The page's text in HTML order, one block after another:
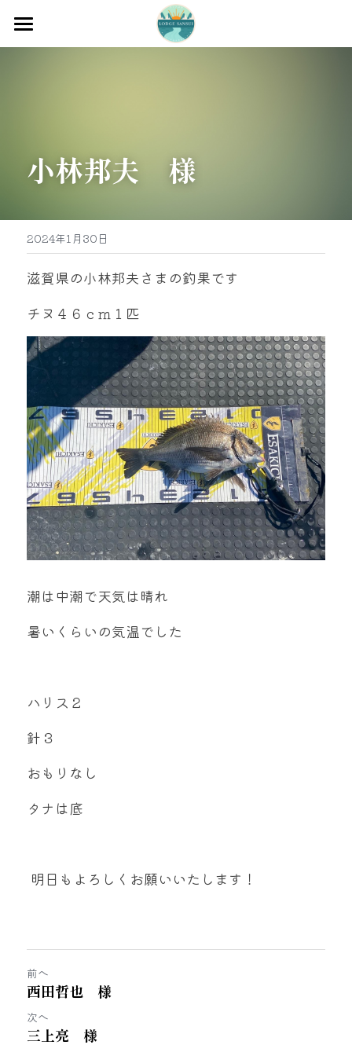
ホーム
牡蠣販売
グッズ販売
駐車場
お問い合わせ
0597-32-0573
mtok0617love@yahoo.co.jp
お問い合わせ
小林邦夫　様
2024年1月30日
滋賀県の小林邦夫さまの釣果です
チヌ４６ｃｍ１匹
潮は中潮で天気は晴れ
暑いくらいの気温でした
ハリス２
針３
おもりなし
タナは底
明日もよろしくお願いいたします！
前へ
西田哲也 様
次へ
三上亮 様